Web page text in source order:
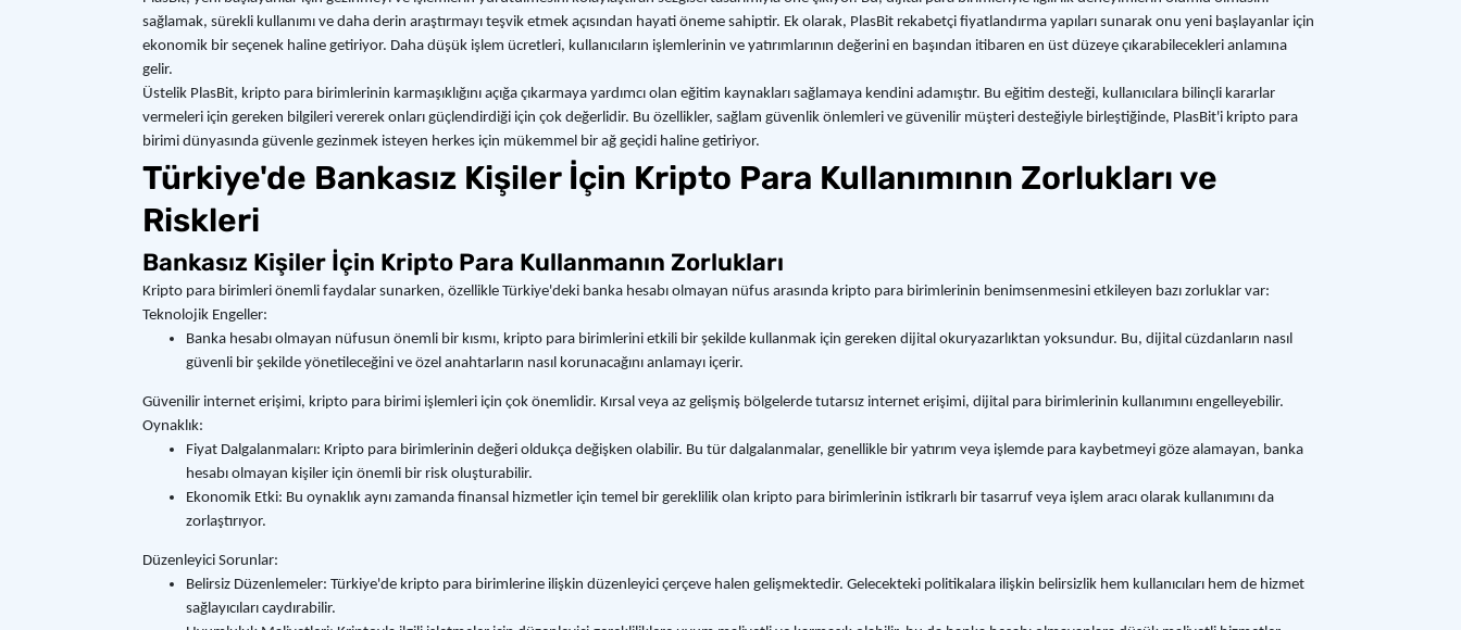
sağlamak, sürekli kullanımı ve daha derin araştırmayı teşvik etmek açısından hayati öneme sahiptir. Ek olarak, PlasBit rekabetçi fiyatlandırma yapıları sunarak onu yeni başlayanlar için
ekonomik bir seçenek haline getiriyor. Daha düşük işlem ücretleri, kullanıcıların işlemlerinin ve yatırımlarının değerini en başından itibaren en üst düzeye çıkarabilecekleri anlamına
gelir.
Üstelik PlasBit, kripto para birimlerinin karmaşıklığını açığa çıkarmaya yardımcı olan eğitim kaynakları sağlamaya kendini adamıştır. Bu eğitim desteği, kullanıcılara bilinçli kararlar
vermeleri için gereken bilgileri vererek onları güçlendirdiği için çok değerlidir. Bu özellikler, sağlam güvenlik önlemleri ve güvenilir müşteri desteğiyle birleştiğinde, PlasBit'i kripto para
birimi dünyasında güvenle gezinmek isteyen herkes için mükemmel bir ağ geçidi haline getiriyor.
Türkiye'de Bankasız Kişiler İçin Kripto Para Kullanımının Zorlukları ve
Riskleri
Bankasız Kişiler İçin Kripto Para Kullanmanın Zorlukları
Kripto para birimleri önemli faydalar sunarken, özellikle Türkiye'deki banka hesabı olmayan nüfus arasında kripto para birimlerinin benimsenmesini etkileyen bazı zorluklar var:
Teknolojik Engeller:
Banka hesabı olmayan nüfusun önemli bir kısmı, kripto para birimlerini etkili bir şekilde kullanmak için gereken dijital okuryazarlıktan yoksundur. Bu, dijital cüzdanların nasıl
güvenli bir şekilde yönetileceğini ve özel anahtarların nasıl korunacağını anlamayı içerir.
Güvenilir internet erişimi, kripto para birimi işlemleri için çok önemlidir. Kırsal veya az gelişmiş bölgelerde tutarsız internet erişimi, dijital para birimlerinin kullanımını engelleyebilir.
Oynaklık:
Fiyat Dalgalanmaları: Kripto para birimlerinin değeri oldukça değişken olabilir. Bu tür dalgalanmalar, genellikle bir yatırım veya işlemde para kaybetmeyi göze alamayan, banka
hesabı olmayan kişiler için önemli bir risk oluşturabilir.
Ekonomik Etki: Bu oynaklık aynı zamanda finansal hizmetler için temel bir gereklilik olan kripto para birimlerinin istikrarlı bir tasarruf veya işlem aracı olarak kullanımını da
zorlaştırıyor.
Düzenleyici Sorunlar:
Belirsiz Düzenlemeler: Türkiye'de kripto para birimlerine ilişkin düzenleyici çerçeve halen gelişmektedir. Gelecekteki politikalara ilişkin belirsizlik hem kullanıcıları hem de hizmet
sağlayıcıları caydırabilir.